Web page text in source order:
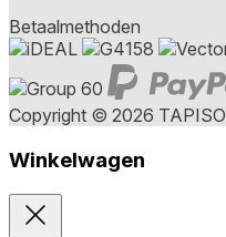
Betaalmethoden
Copyright © 2026 TAPISO
Winkelwagen